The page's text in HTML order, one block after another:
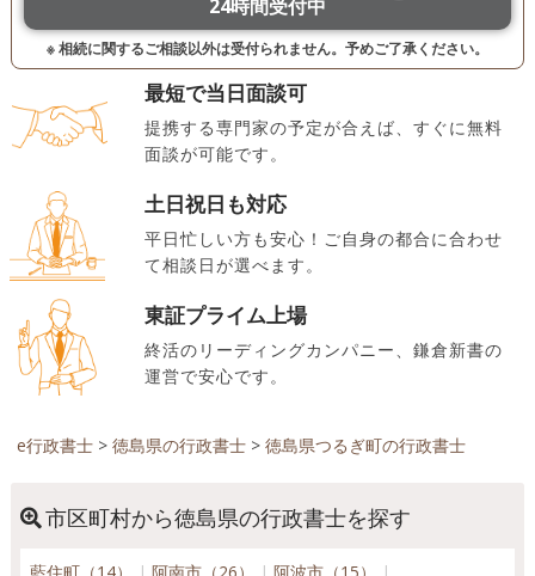
24時間受付中
※ 相続に関するご相談以外は受付られません。予めご了承ください。
最短で当日面談可
提携する専門家の予定が合えば、すぐに無料
面談が可能です。
土日祝日も対応
平日忙しい方も安心！ご自身の都合に合わせ
て相談日が選べます。
東証プライム上場
終活のリーディングカンパニー、鎌倉新書の
運営で安心です。
e行政書士> 徳島県の行政書士> 徳島県つるぎ町の行政書士
市区町村から徳島県の行政書士を探す
藍住町（14） 阿南市（26）
阿波市（15）